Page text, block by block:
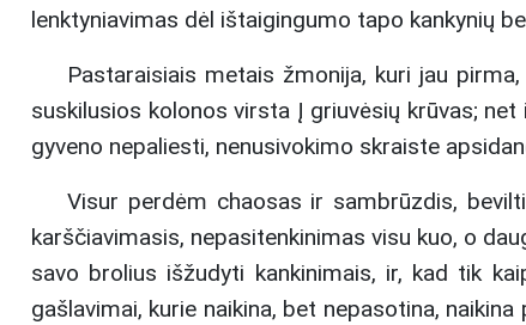
lenktyniavimas dėl ištaigingumo tapo kankynių
Pastaraisiais metais žmonija, kuri jau
suskilusios kolonos virsta Į griuvėsių krūvas;
gyveno nepaliesti, nenusivokimo skraiste
Visur perdėm chaosas ir sambrūzdis,
karščiavimasis, nepasitenkinimas visu kuo, o
savo brolius išžudyti kankinimais, ir, kad tik
gašlavimai, kurie naikina, bet nepasotina,